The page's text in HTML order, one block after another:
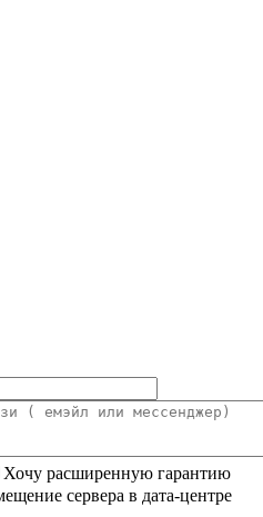
Хочу расширенную гарантию
сервера в дата-центре